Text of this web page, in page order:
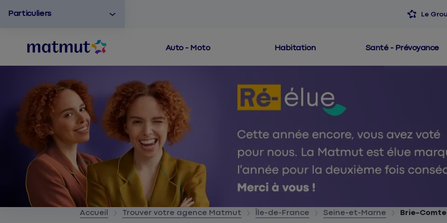
Particuliers Le
Auto - Moto Habitation Santé - Prévoyance
Accueil Trouver votre agence Matmut Île-de-France Seine-et-Marne Brie-